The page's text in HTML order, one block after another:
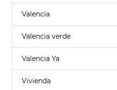
Valencia
Valencia verde
Valencia Ya
Vivienda